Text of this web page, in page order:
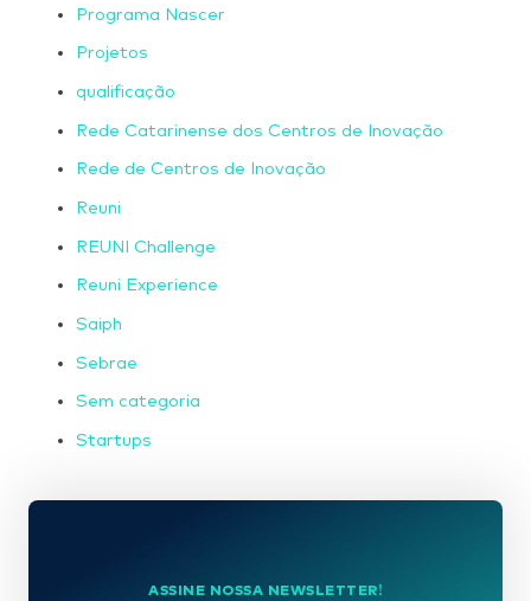
Programa Nascer
Projetos
qualificação
Rede Catarinense dos Centros de Inovação
Rede de Centros de Inovação
Reuni
REUNI Challenge
Reuni Experience
Saiph
Sebrae
Sem categoria
Startups
ASSINE NOSSA NEWSLETTER!